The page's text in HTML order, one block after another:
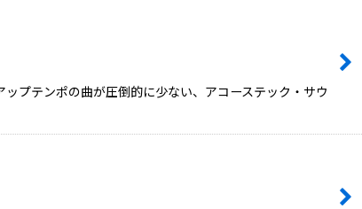
プテンポの曲が圧倒的に少ない、アコーステック・サウ